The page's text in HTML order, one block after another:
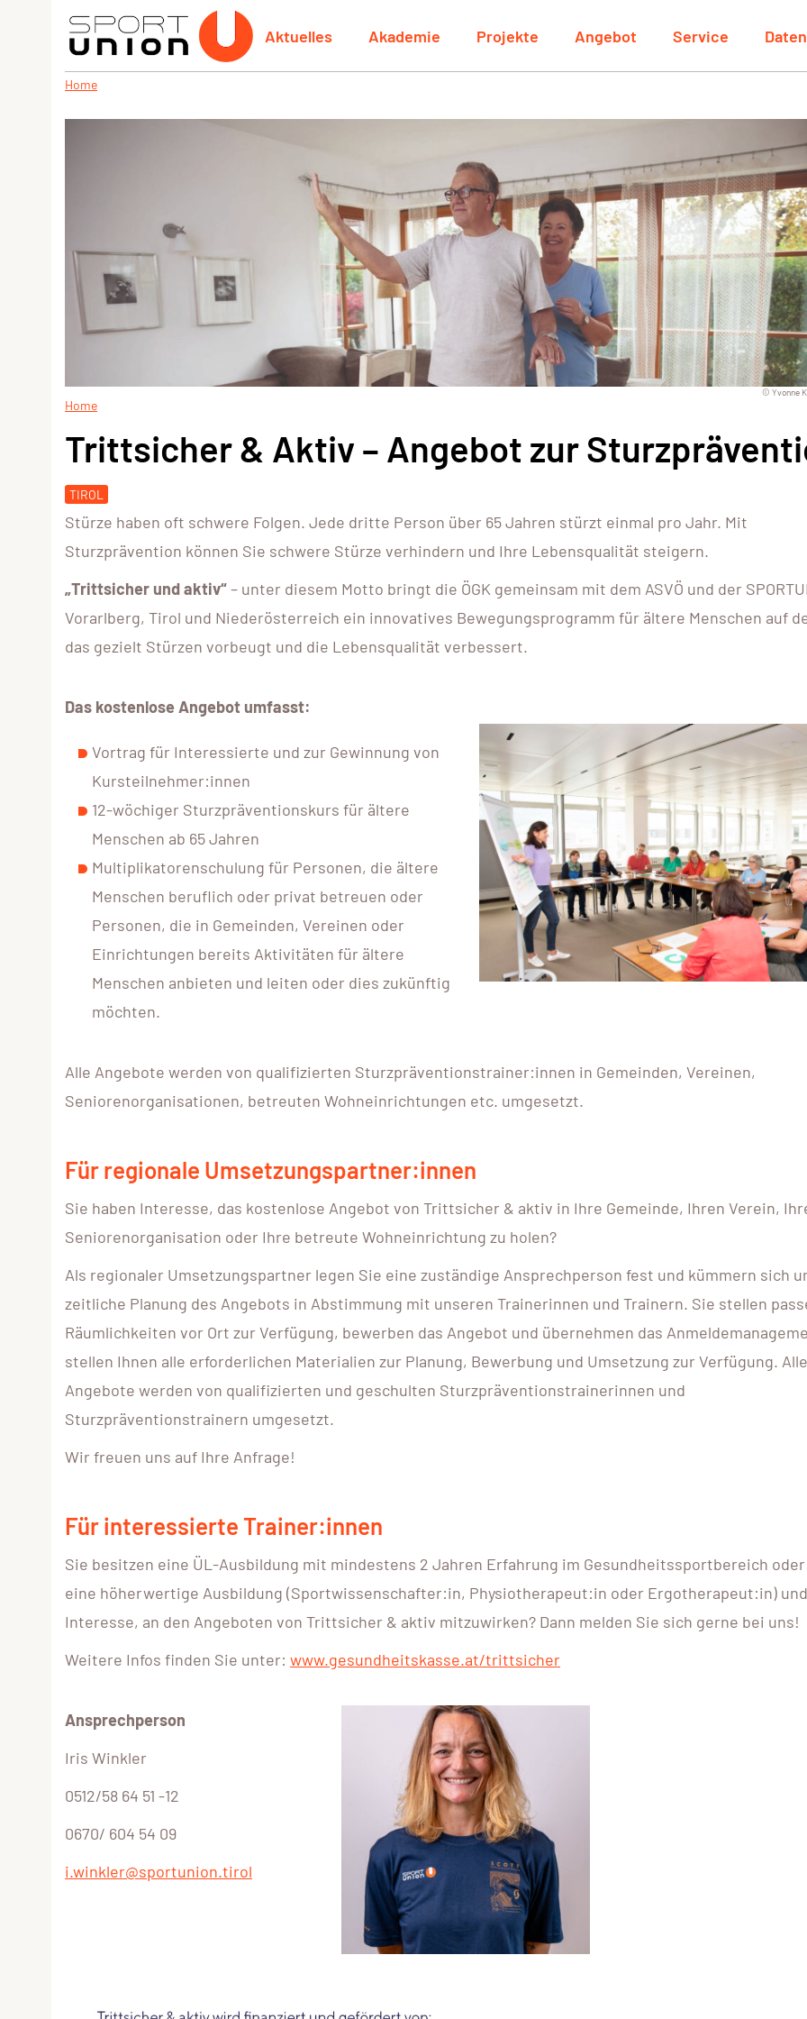
Aktuelles Akademie Projekte Angebot Service
Home
© Yvonne
Home
Trittsicher & Aktiv – Angebot zur
TIROL
Stürze haben oft schwere Folgen. Jede dritte Person über 65 Jahren stürzt einmal pro Jahr. Mit
Sturzprävention können Sie schwere Stürze verhindern und Ihre Lebensqualität steigern.
„Trittsicher und aktiv“– unter diesem Motto bringt die ÖGK gemeinsam mit dem ASVÖ und der
Vorarlberg, Tirol und Niederösterreich ein innovatives Bewegungsprogramm für ältere Menschen auf
das gezielt Stürzen vorbeugt und die Lebensqualität verbessert.
Das kostenlose Angebot umfasst:
Vortrag für Interessierte und zur Gewinnung von
Kursteilnehmer:innen
12-wöchiger Sturzpräventionskurs für ältere
Menschen ab 65 Jahren
Multiplikatorenschulung für Personen, die ältere
Menschen beruflich oder privat betreuen oder
Personen, die in Gemeinden, Vereinen oder
Einrichtungen bereits Aktivitäten für ältere
Menschen anbieten und leiten oder dies zukünftig
möchten.
Alle Angebote werden von qualifizierten Sturzpräventionstrainer:innen in Gemeinden, Vereinen,
Seniorenorganisationen, betreuten Wohneinrichtungen etc. umgesetzt.
Für regionale Umsetzungspartner:innen
Sie haben Interesse, das kostenlose Angebot von Trittsicher & aktiv in Ihre Gemeinde, Ihren Verein,
Seniorenorganisation oder Ihre betreute Wohneinrichtung zu holen?
Als regionaler Umsetzungspartner legen Sie eine zuständige Ansprechperson fest und kümmern sich
zeitliche Planung des Angebots in Abstimmung mit unseren Trainerinnen und Trainern. Sie stellen
Räumlichkeiten vor Ort zur Verfügung, bewerben das Angebot und übernehmen das
stellen Ihnen alle erforderlichen Materialien zur Planung, Bewerbung und Umsetzung zur Verfügung. Alle
Angebote werden von qualifizierten und geschulten Sturzpräventionstrainerinnen und
Sturzpräventionstrainern umgesetzt.
Wir freuen uns auf Ihre Anfrage!
Für interessierte Trainer:innen
Sie besitzen eine ÜL-Ausbildung mit mindestens 2 Jahren Erfahrung im Gesundheitssportbereich
eine höherwertige Ausbildung (Sportwissenschafter:in, Physiotherapeut:in oder Ergotherapeut:in)
Interesse, an den Angeboten von Trittsicher & aktiv mitzuwirken? Dann melden Sie sich gerne bei uns!
Weitere Infos finden Sie unter: www.gesundheitskasse.at/trittsicher
Ansprechperson
Iris Winkler
0512/58 64 51 -12
0670/ 604 54 09
i.winkler@sportunion.tirol